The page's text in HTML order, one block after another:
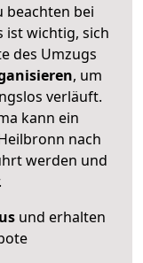
beachten bei
ist wichtig, sich
des Umzugs
, um
verläuft.
kann ein
nach
werden und
und erhalten